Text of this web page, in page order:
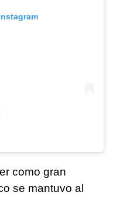
como gran
se mantuvo al